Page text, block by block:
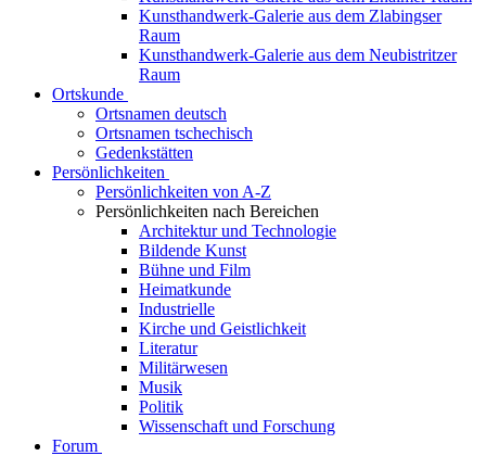
Kunsthandwerk-Galerie aus dem Zlabingser
Raum
Kunsthandwerk-Galerie aus dem Neubistritzer
Raum
Ortskunde
Ortsnamen deutsch
Ortsnamen tschechisch
Gedenkstätten
Persönlichkeiten
Persönlichkeiten von A-Z
Persönlichkeiten nach Bereichen
Architektur und Technologie
Bildende Kunst
Bühne und Film
Heimatkunde
Industrielle
Kirche und Geistlichkeit
Literatur
Militärwesen
Musik
Politik
Wissenschaft und Forschung
Forum